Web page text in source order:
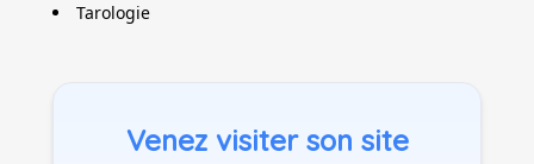
Tarologie
Venez visiter son site